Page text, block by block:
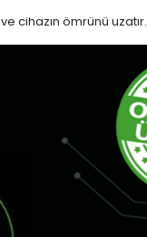
cihazın ömrünü uzatır.